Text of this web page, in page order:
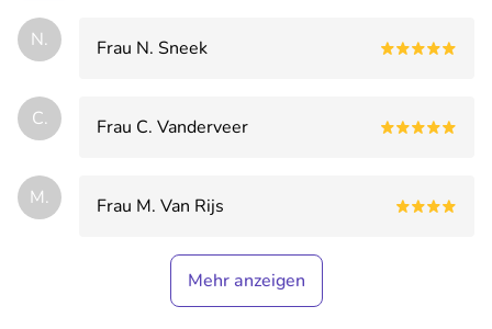
N. Frau N. Sneek
C. Frau C. Vanderveer
M. Frau M. Van Rijs
Mehr anzeigen